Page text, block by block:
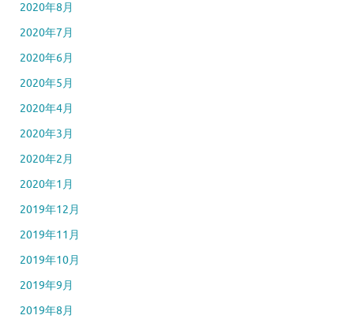
2020年8月
2020年7月
2020年6月
2020年5月
2020年4月
2020年3月
2020年2月
2020年1月
2019年12月
2019年11月
2019年10月
2019年9月
2019年8月